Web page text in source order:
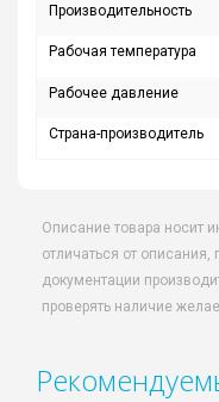
Производительность
Рабочая температура
Рабочее давление
Страна-производитель
Описание товара носит
отличаться от описания,
документации
проверять наличие